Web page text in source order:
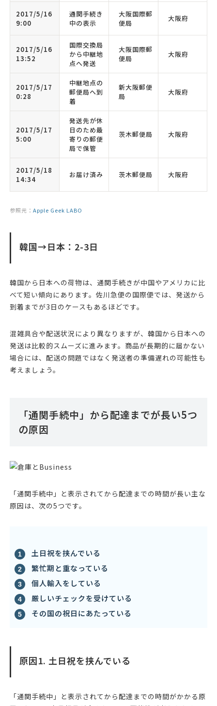
2017/5/16
9:00
通関手続き
中の表示
大阪国際郵
便局
大阪府
2017/5/16
13:52
国際交換局
から中継地
点へ発送
大阪国際郵
便局
大阪府
2017/5/17
0:28
中継地点の
郵便局へ到
着
新大阪郵便
局
大阪府
2017/5/17
5:00
発送先が休
日のため最
寄りの郵便
局で保管
茨木郵便局 大阪府
2017/5/18
14:34
お届け済み 茨木郵便局 大阪府
参照元： Apple Geek LABO
韓国→日本：2-3日
韓国から日本への荷物は、通関手続きが中国やアメリカに比
べて短い傾向にあります。佐川急便の国際便では、発送から
到着までが3日のケースもあるほどです。
混雑具合や配送状況により異なりますが、韓国から日本への
発送は比較的スムーズに進みます。商品が長期的に届かない
場合には、配送の問題ではなく発送者の準備遅れの可能性も
考えましょう。
「通関手続中」から配達までが長い5つ
の原因
「通関手続中」と表示されてから配達までの時間が長い主な
原因は、次の5つです。
土日祝を挟んでいる
繁忙期と重なっている
個人輸入をしている
厳しいチェックを受けている
その国の祝日にあたっている
原因1. 土日祝を挟んでいる
「通関手続中」と表示されてから配達までの時間がかかる原